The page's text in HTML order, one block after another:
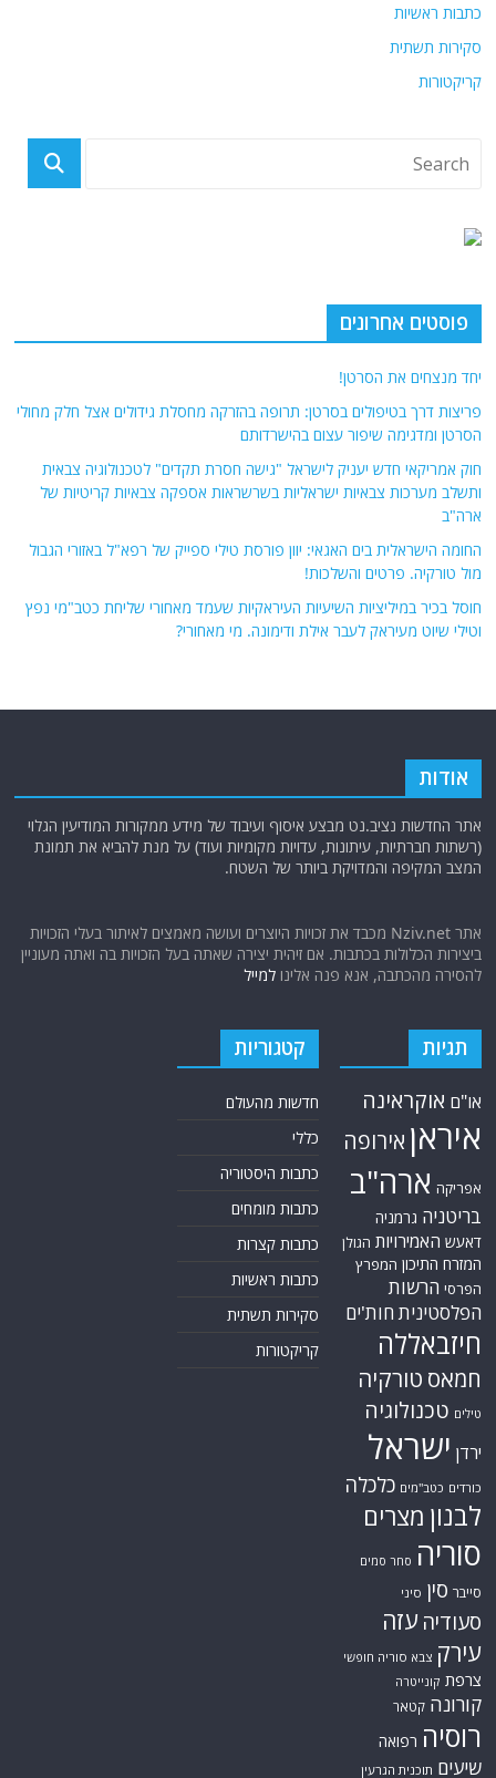
כתבות ראשיות
סקירות תשתית
קריקטורות
פוסטים אחרונים
יחד מנצחים את הסרטן!
פריצות דרך בטיפולים בסרטן: תרופה בהזרקה מחסלת גידולים אצל חלק מחולי
הסרטן ומדגימה שיפור עצום בהישרדותם
חוק אמריקאי חדש יעניק לישראל "גישה חסרת תקדים" לטכנולוגיה צבאית
ותשלב מערכות צבאיות ישראליות בשרשראות אספקה ​​צבאיות קריטיות של
ארה"ב
החומה הישראלית בים האגאי: יוון פורסת טילי ספייק של רפא"ל באזורי הגבול
מול טורקיה. פרטים והשלכות!
חוסל בכיר במיליציות השיעיות העיראקיות שעמד מאחורי שליחת כטב"מי נפץ
וטילי שיוט מעיראק לעבר אילת ודימונה. מי מאחורי?
אודות
אתר החדשות נציב.נט מבצע איסוף ועיבוד של מידע ממקורות המודיעין הגלוי
(רשתות חברתיות, עיתונות, עדויות מקומיות ועוד) על מנת להביא את תמונת
המצב המקיפה והמדויקת ביותר של השטח.
אתר Nziv.net מכבד את זכויות היוצרים ועושה מאמצים לאיתור בעלי הזכויות
ביצירות הכלולות בכתבות. אם זיהית יצירה שאתה בעל הזכויות בה ואתה מעוניין
להסירה מהכתבה, אנא פנה אלינולמייל
תגיות
או"ם אוקראינה
איראן אירופה
אפריקה ארה"ב
בריטניה גרמניה
דאעש האמירויות הגולן
המזרח התיכון המפרץ
הפרסי הרשות
הפלסטיניתחות'ים
חיזבאללה
חמאס טורקיה
טילים טכנולוגיה
ירדן ישראל
כורדים כטב"מים כלכלה
לבנון מצרים
סוריה סחר סמים
סייבר סין סיני
סעודיה עזה
עירק צבא סוריה חופשי
צרפת קונייטרה
קורונה קטאר
רוסיה רפואה
שיעים תוכנית הגרעין
קטגוריות
חדשות מהעולם
כללי
כתבות היסטוריה
כתבות מומחים
כתבות קצרות
כתבות ראשיות
סקירות תשתית
קריקטורות